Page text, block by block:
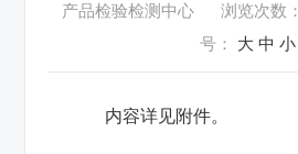
产品检验检测中心
浏览次数：
号： 大 中 小
内容详见附件。